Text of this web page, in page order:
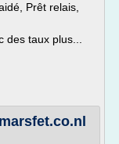
Prêt relais,
taux plus...